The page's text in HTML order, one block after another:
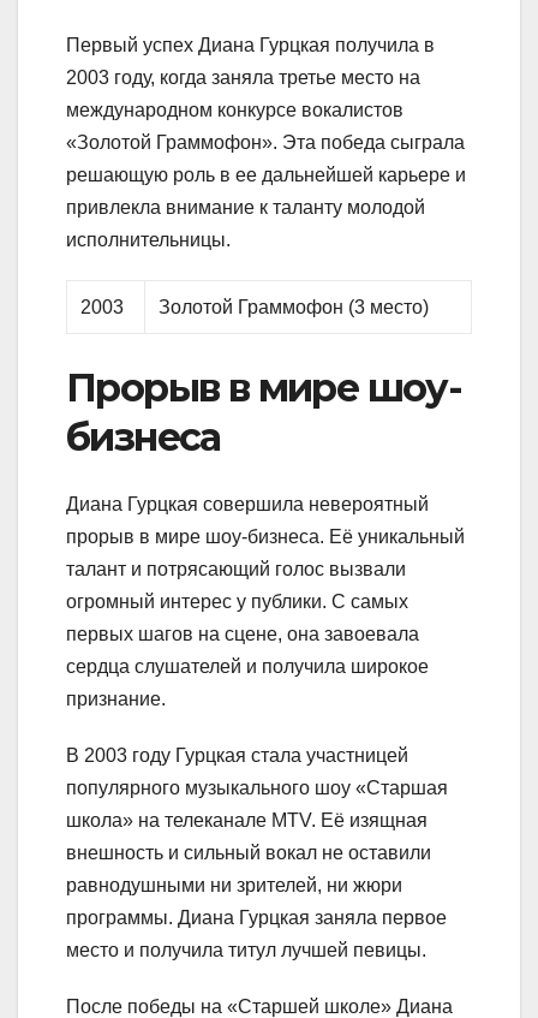
Первый успех Диана Гурцкая получила в
2003 году, когда заняла третье место на
международном конкурсе вокалистов
«Золотой Граммофон». Эта победа сыграла
решающую роль в ее дальнейшей карьере и
привлекла внимание к таланту молодой
исполнительницы.
2003 Золотой Граммофон (3 место)
Прорыв в мире шоу-
бизнеса
Диана Гурцкая совершила невероятный
прорыв в мире шоу-бизнеса. Её уникальный
талант и потрясающий голос вызвали
огромный интерес у публики. С самых
первых шагов на сцене, она завоевала
сердца слушателей и получила широкое
признание.
В 2003 году Гурцкая стала участницей
популярного музыкального шоу «Старшая
школа» на телеканале MTV. Её изящная
внешность и сильный вокал не оставили
равнодушными ни зрителей, ни жюри
программы. Диана Гурцкая заняла первое
место и получила титул лучшей певицы.
После победы на «Старшей школе» Диана